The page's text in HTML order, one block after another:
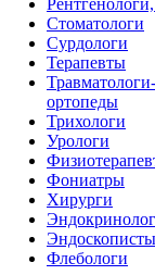
Стоматологи
Сурдологи
Терапевты
Травматологи-
ортопеды
Трихологи
Урологи
Фониатры
Хирурги
Эндоскописты
Флебологи